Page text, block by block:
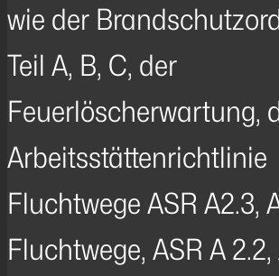
wie der
Teil A, B, C, der
Feuerlöscherwartung,
Arbeitsstättenrichtlinie
Fluchtwege ASR A2.3,
Fluchtwege, ASR A 2.2,